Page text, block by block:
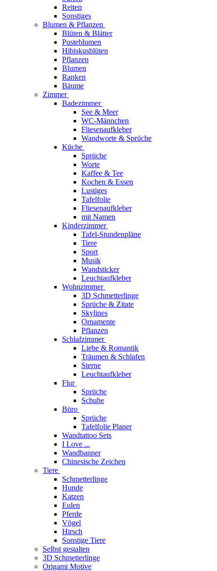
Reiten
Sonstiges
Blumen & Pflanzen
Blüten & Blätter
Pusteblumen
Hibiskusblüten
Pflanzen
Blumen
Ranken
Bäume
Zimmer
Badezimmer
See & Meer
WC-Männchen
Fliesenaufkleber
Wandworte & Sprüche
Küche
Sprüche
Worte
Kaffee & Tee
Kochen & Essen
Lustiges
Tafelfolie
Fliesenaufkleber
mit Namen
Kinderzimmer
Tafel-Stundenpläne
Tiere
Sport
Musik
Wandsticker
Leuchtaufkleber
Wohnzimmer
3D Schmetterlinge
Sprüche & Zitate
Skylines
Ornamente
Pflanzen
Schlafzimmer
Liebe & Romantik
Träumen & Schlafen
Sterne
Leuchtaufkleber
Flur
Sprüche
Schuhe
Büro
Sprüche
Tafelfolie Planer
Wandtattoo Sets
I Love ...
Wandbanner
Chinesische Zeichen
Tiere
Schmetterlinge
Hunde
Katzen
Eulen
Pferde
Vögel
Hirsch
Sonstige Tiere
Selbst gestalten
3D Schmetterlinge
Origami Motive